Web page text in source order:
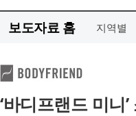
보도자료 홈 지역별
‘바디프랜드 미니